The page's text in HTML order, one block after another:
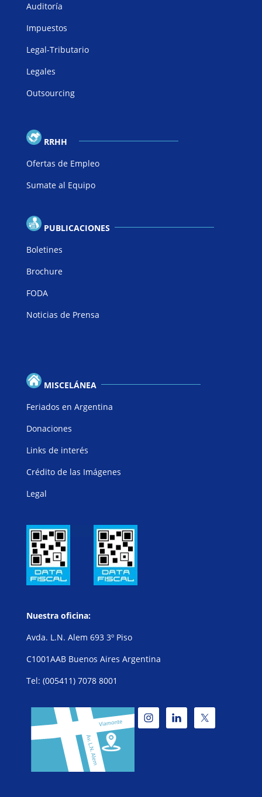
Auditoría
Impuestos
Legal-Tributario
Legales
Outsourcing
RRHH
Ofertas de Empleo
Sumate al Equipo
PUBLICACIONES
Boletines
Brochure
FODA
Noticias de Prensa
MISCELÁNEA
Feriados en Argentina
Donaciones
Links de interés
Crédito de las Imágenes
Legal
Nuestra oficina:
Avda. L.N. Alem 693 3º Piso
C1001AAB Buenos Aires Argentina
Tel: (005411) 7078 8001